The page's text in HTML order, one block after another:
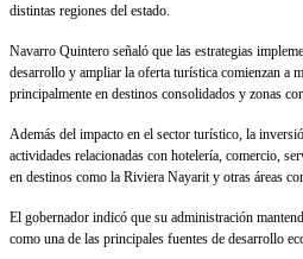
distintas regiones del estado.
Navarro Quintero señaló que las estrategias
desarrollo y ampliar la oferta turística comienzan a
principalmente en destinos consolidados y zonas
Además del impacto en el sector turístico, la
actividades relacionadas con hotelería, comercio,
en destinos como la Riviera Nayarit y otras áreas
El gobernador indicó que su administración
como una de las principales fuentes de desarrollo